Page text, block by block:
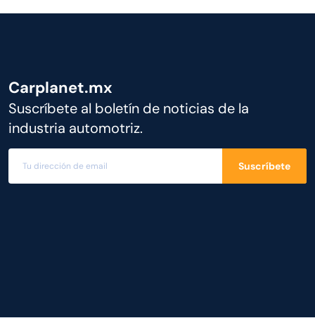
Carplanet.mx
Suscríbete al boletín de noticias de la
industria automotriz.
Suscríbete